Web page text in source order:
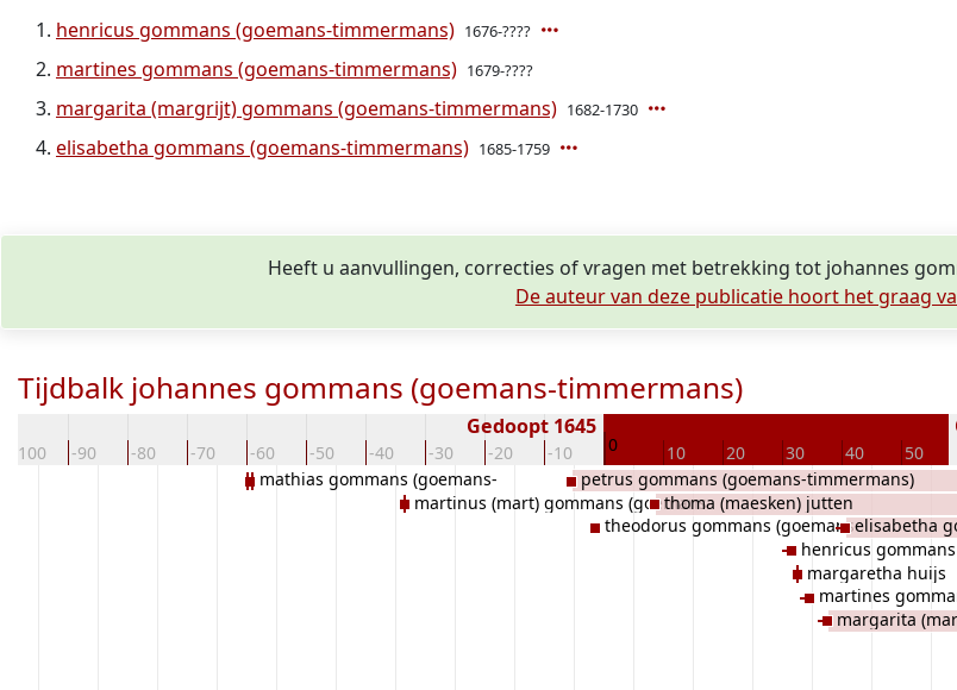
henricus gommans (goemans-timmermans) 1676-????
martines gommans (goemans-timmermans) 1679-????
margarita (margrijt) gommans (goemans-timmermans) 1682-1730
elisabetha gommans (goemans-timmermans) 1685-1759
Heeft u aanvullingen, correcties of vragen met betrekking tot johannes
De auteur van deze publicatie hoort het graag
Tijdbalk johannes gommans (goemans-timmermans)
-100 -90 -80 -70 -60 -50 -40 -30 -20 -10 0 10 20 30 40 50
Gedoopt 1645
mathias gommans (goemans-
martinus (mart) gommans (goemans-
petrus gommans (goemans-timmermans)
theodorus gommans (goemans-
thoma (maesken) jutten
henricus
timmermans)
margaretha huijs
martines
timmermans)
margarita
elisabetha
timmermans)